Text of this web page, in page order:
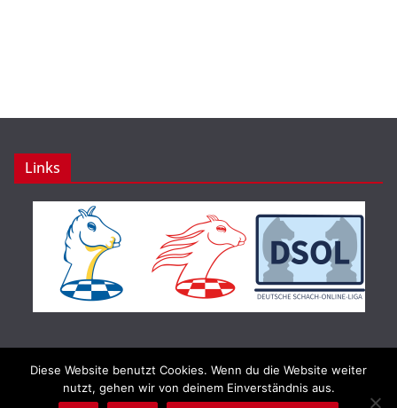
Links
Copyright © 2026 Schachbund Rheinland-Pfalz e.V.
Rechte vorbehalten.
Diese Website benutzt Cookies. Wenn du die Website weiter
nutzt, gehen wir von deinem Einverständnis aus.